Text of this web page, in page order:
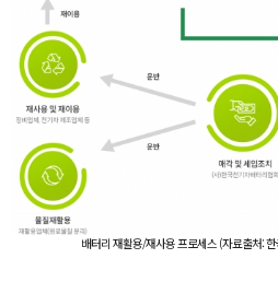
배터리 재활용/재사용 프로세스 (자료출처: